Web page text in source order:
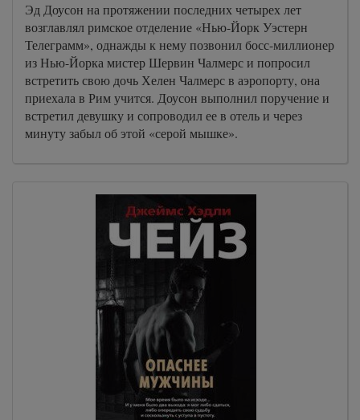
Эд Доусон на протяжении последних четырех лет
возглавлял римское отделение «Нью-Йорк Уэстерн
Телеграмм», однажды к нему позвонил босс-миллионер
из Нью-Йорка мистер Шервин Чалмерс и попросил
встретить свою дочь Хелен Чалмерс в аэропорту, она
приехала в Рим учится. Доусон выполнил поручение и
встретил девушку и сопроводил ее в отель и через
минуту забыл об этой «серой мышке».